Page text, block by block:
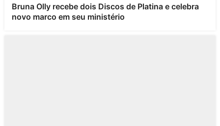
Bruna Olly recebe dois Discos de Platina e celebra
novo marco em seu ministério